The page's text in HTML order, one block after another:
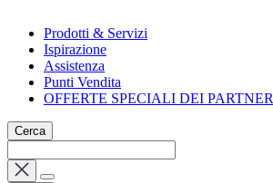
Prodotti & Servizi
Ispirazione
Assistenza
Punti Vendita
OFFERTE SPECIALI DEI PARTNER
Cerca